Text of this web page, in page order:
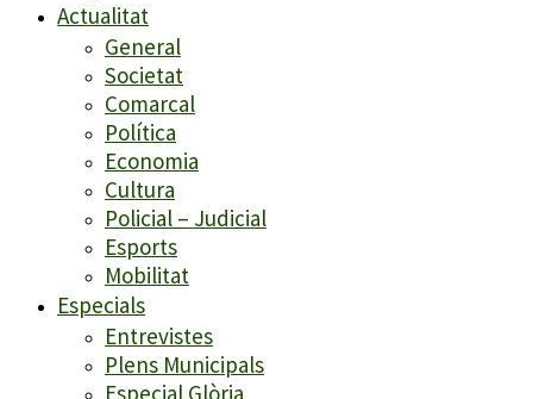
Actualitat
General
Societat
Comarcal
Política
Economia
Cultura
Policial – Judicial
Esports
Mobilitat
Especials
Entrevistes
Plens Municipals
Especial Glòria